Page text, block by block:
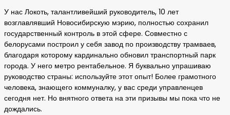
У нас Локоть, талантливейший руководитель, 10 лет
возглавлявший Новосибирскую мэрию, полностью сохранил
государственный контроль в этой сфере. Совместно с
белорусами построил у себя завод по производству трамваев,
благодаря которому кардинально обновил транспортный парк
города. У него метро рентабельное. Я буквально упрашиваю
руководство страны: используйте этот опыт! Более грамотного
человека, знающего коммуналку, у вас среди управленцев
сегодня нет. Но внятного ответа на эти призывы мы пока что не
дождались.